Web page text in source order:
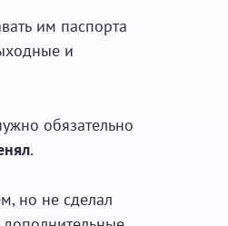
им паспорта
и
обязательно
.
но не сделал